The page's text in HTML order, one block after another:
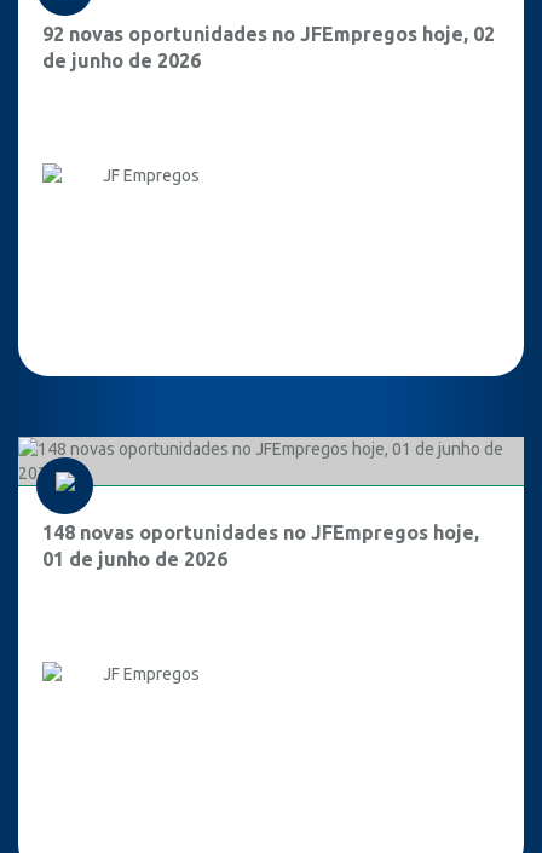
92 novas oportunidades no JFEmpregos hoje, 02
de junho de 2026
JF Empregos
148 novas oportunidades no JFEmpregos hoje,
01 de junho de 2026
JF Empregos